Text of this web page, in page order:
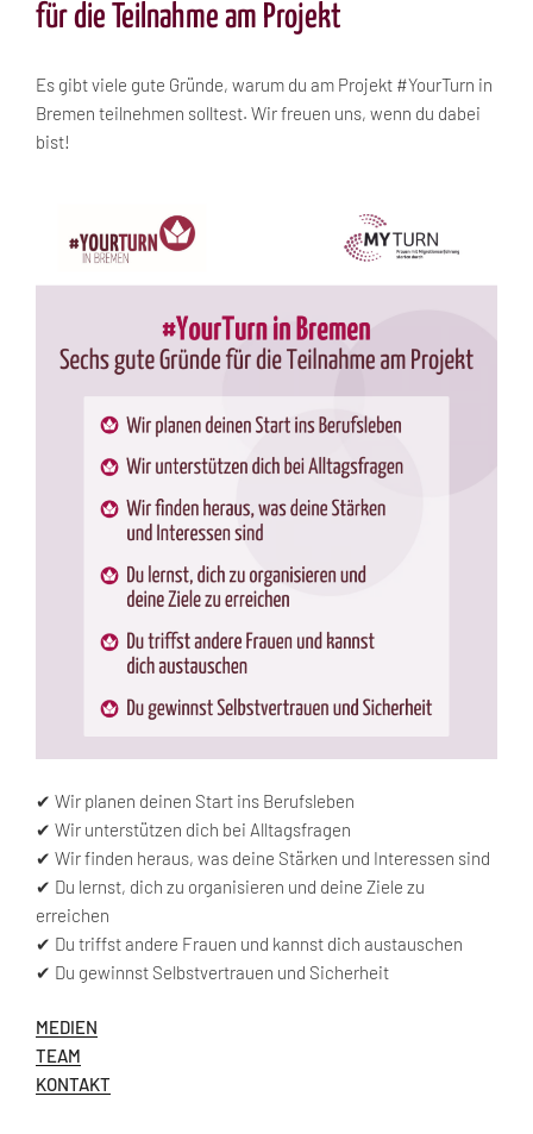
für die Teilnahme am Projekt
Es gibt viele gute Gründe, warum du am Projekt #YourTurn in
Bremen teilnehmen solltest. Wir freuen uns, wenn du dabei
bist!
✔ Wir planen deinen Start ins Berufsleben
✔ Wir unterstützen dich bei Alltagsfragen
✔ Wir finden heraus, was deine Stärken und Interessen sind
✔ Du lernst, dich zu organisieren und deine Ziele zu
erreichen
✔ Du triffst andere Frauen und kannst dich austauschen
✔ Du gewinnst Selbstvertrauen und Sicherheit
MEDIEN
TEAM
KONTAKT